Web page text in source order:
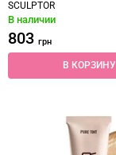
SCULPTOR
В наличии
803 грн
В КОРЗИНУ